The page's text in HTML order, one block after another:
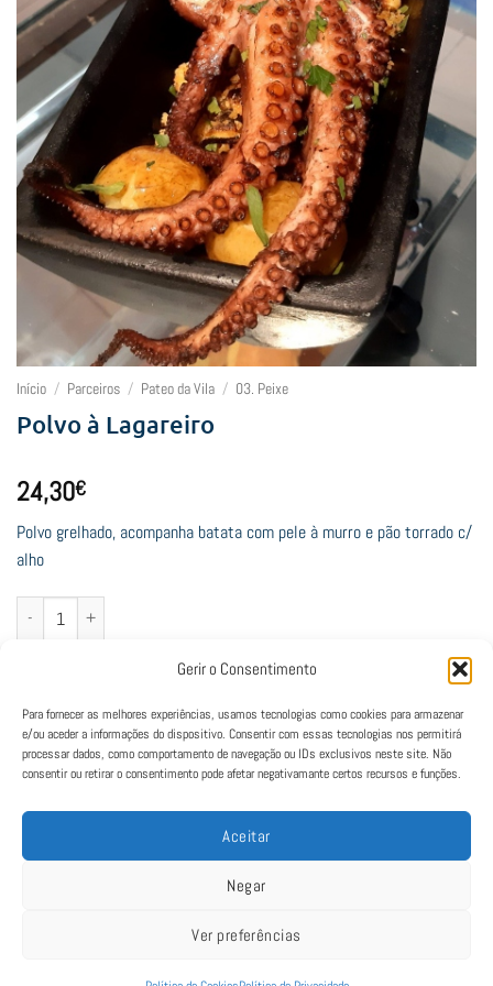
Gerir o Consentimento
Para fornecer as melhores experiências, usamos tecnologias como cookies para armazenar
e/ou aceder a informações do dispositivo. Consentir com essas tecnologias nos permitirá
processar dados, como comportamento de navegação ou IDs exclusivos neste site. Não
consentir ou retirar o consentimento pode afetar negativamante certos recursos e funções.
Aceitar
Negar
Ver preferências
Início / Parceiros / Pateo da Vila / 03. Peixe
Polvo à Lagareiro
24,30€
Polvo grelhado, acompanha batata com pele à murro e pão torrado c/
alho
Quantidade de Polvo à Lagareiro
Adicionar
Política de Privacidade|Termos e Condições